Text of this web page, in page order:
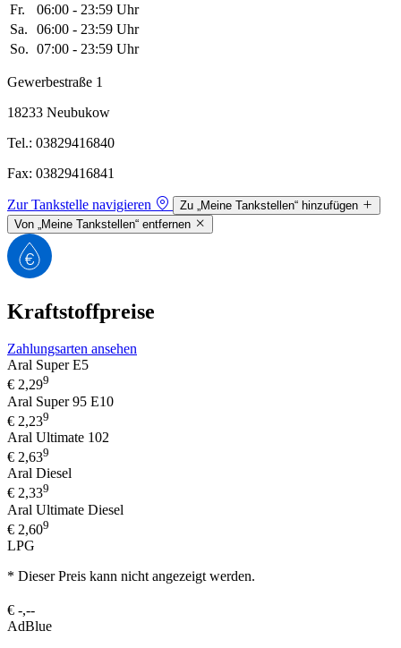
Fr.
06:00 - 23:59 Uhr
Sa.
06:00 - 23:59 Uhr
So. 07:00 - 23:59 Uhr
Gewerbestraße 1
18233 Neubukow
Tel.: 03829416840
Fax: 03829416841
Zur Tankstelle navigieren
Zu „Meine Tankstellen“ hinzufügen
Von „Meine Tankstellen“ entfernen
Kraftstoffpreise
Zahlungsarten ansehen
Aral Super E5
€ 2,299
Aral Super 95 E10
€ 2,239
Aral Ultimate 102
€ 2,639
Aral Diesel
€ 2,339
Aral Ultimate Diesel
€ 2,609
LPG
* Dieser Preis kann nicht angezeigt werden.
€ -,--
AdBlue